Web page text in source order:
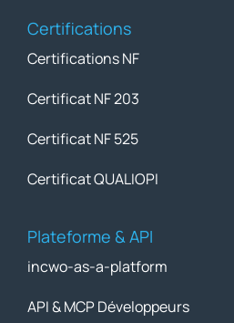
Certifications
Certifications NF
Certificat NF 203
Certificat NF 525
Certificat QUALIOPI
Plateforme & API
incwo-as-a-platform
API & MCP Développeurs